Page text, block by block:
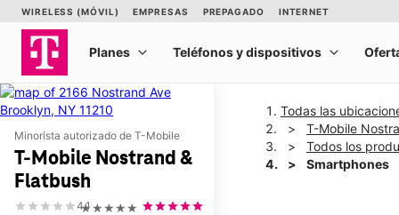
Minorista autorizado de T-Mobile
T-Mobile Nostrand &
Flatbush
★★★★★
4.1
Todas las
T-Mobile
Todos los
Smartphones